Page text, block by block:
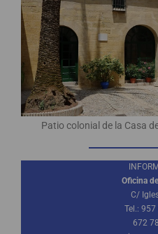
Patio colonial de la Casa
Oficina
C/
Tel.:
672